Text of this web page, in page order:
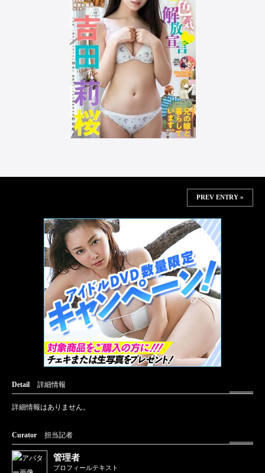
PREV ENTRY »
Detail 詳細情報
詳細情報はありません。
Curator 担当記者
管理者
プロフィールテキスト